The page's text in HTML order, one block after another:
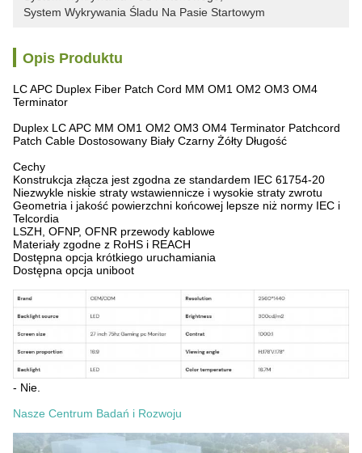
System Wykrywania Śladu Na Pasie Startowym
Opis Produktu
LC APC Duplex Fiber Patch Cord MM OM1 OM2 OM3 OM4
Terminator
Duplex LC APC MM OM1 OM2 OM3 OM4 Terminator Patchcord
Patch Cable Dostosowany Biały Czarny Żółty Długość
Cechy
Konstrukcja złącza jest zgodna ze standardem IEC 61754-20
Niezwykle niskie straty wstawiennicze i wysokie straty zwrotu
Geometria i jakość powierzchni końcowej lepsze niż normy IEC i
Telcordia
LSZH, OFNP, OFNR przewody kablowe
Materiały zgodne z RoHS i REACH
Dostępna opcja krótkiego uruchamiania
Dostępna opcja uniboot
- Nie.
Nasze Centrum Badań i Rozwoju